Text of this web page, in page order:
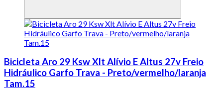
Bicicleta Aro 29 Ksw Xlt Alívio E Altus 27v Freio
Hidráulico Garfo Trava - Preto/vermelho/laranja
Tam.15